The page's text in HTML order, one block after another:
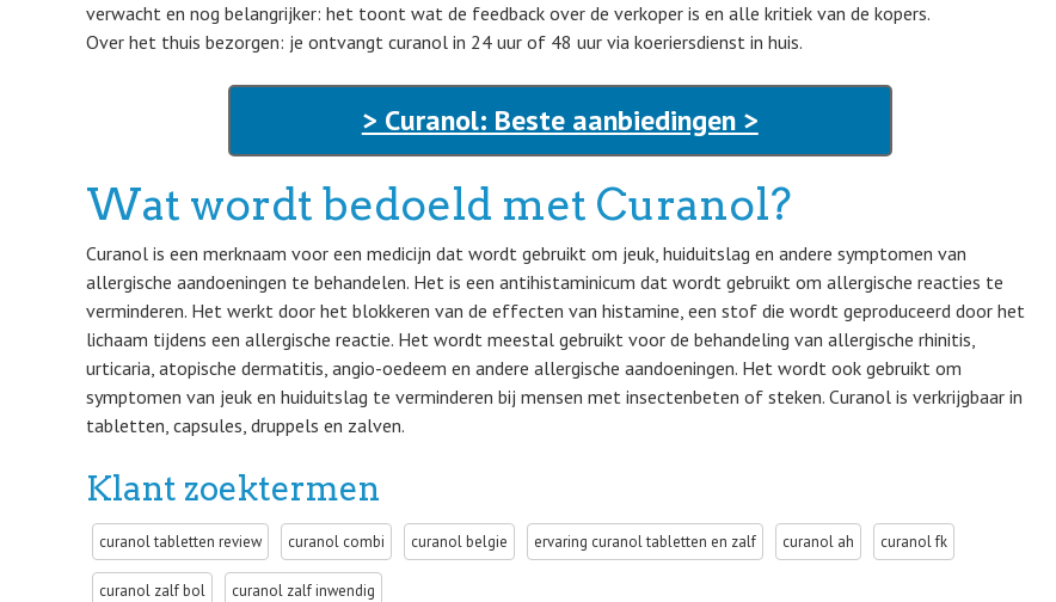
verwacht en nog belangrijker: het toont wat de feedback over de verkoper is en alle kritiek van de kopers.
Over het thuis bezorgen: je ontvangt curanol in 24 uur of 48 uur via koeriersdienst in huis.
> Curanol: Beste aanbiedingen >
Wat wordt bedoeld met Curanol?
Curanol is een merknaam voor een medicijn dat wordt gebruikt om jeuk, huiduitslag en andere symptomen van
allergische aandoeningen te behandelen. Het is een antihistaminicum dat wordt gebruikt om allergische reacties te
verminderen. Het werkt door het blokkeren van de effecten van histamine, een stof die wordt geproduceerd door het
lichaam tijdens een allergische reactie. Het wordt meestal gebruikt voor de behandeling van allergische rhinitis,
urticaria, atopische dermatitis, angio-oedeem en andere allergische aandoeningen. Het wordt ook gebruikt om
symptomen van jeuk en huiduitslag te verminderen bij mensen met insectenbeten of steken. Curanol is verkrijgbaar in
tabletten, capsules, druppels en zalven.
Klant zoektermen
curanol tabletten review curanol combi curanol belgie ervaring curanol tabletten en zalf curanol ah curanol fk
curanol zalf bol curanol zalf inwendig